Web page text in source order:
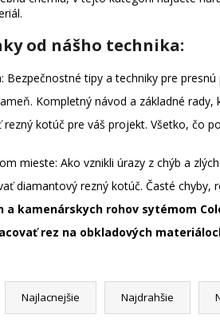
od nášho technika:
Bezpečnostné tipy a techniky pre presnú
Kompletný návod a základné
rezný kotúč pre váš projekt. Všetko, čo
mieste: Ako vznikli úrazy z chýb a
diamantový rezný kotúč. Časté chyby,
a kamenárskych rohov sytémom
rez na obkladových
Najlacnejšie Najdrahšie